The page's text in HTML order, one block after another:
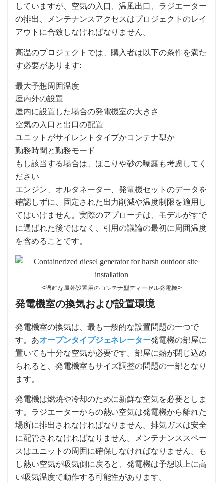
していますが、空気の入口、温風出口、ラジエーター
の排出、メンテナンスアクセスはプロジェクトのレイ
アウトに合致しなければなりません。
高温のプロジェクトでは、購入者は以下の条件を満た
す必要があります:
最大予想周囲温度
屋内外の設置
屋内に設置した場合の発電機室の大きさ
空気の入口と出口の配置
ユニットがサイレントタイプかコンテナ型か
勤務時間と勤務モード
もし該当する場合は、ほこりや砂の曝露も考慮してく
ださい
エンジン、オルタネーター、発電機セットのデータを
確認しずに、固定された出力削減や温度制限を適用し
てはいけません。実際のアプローチは、モデルがすで
に選ばれた後ではなく、引用の議論の最初に周囲温度
を含めることです。
<過酷な屋外設置用のコンテナ型ディーゼル発電機>
発電機室の換気および設置環境
発電機室の換気は、最も一般的な設置問題の一つで
す。あオープンタイプジェネレーター発電機の部屋に
置いても十分な空気が必要です。部屋に熱が閉じ込め
られると、発電機室もサイズ調整の問題の一部となり
ます。
発電機は燃焼や冷却のために新鮮な空気を必要としま
す。ラジエーターからの熱い空気は発電機から離れた
場所に排出されなければなりません。排気ガスは安全
に配管されなければなりません。メンテナンススペー
スはユニットの周囲に確保しなければなりません。も
し熱い空気が吸気側に戻ると、発電機は予想以上に高
い吸気温度で動作する可能性があります。